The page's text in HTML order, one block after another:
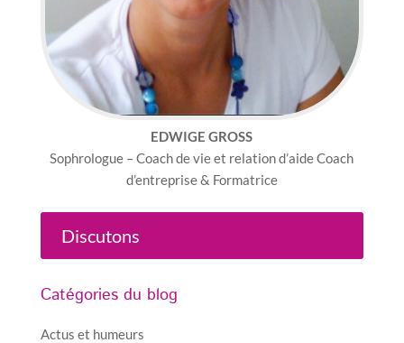
EDWIGE GROSS
Sophrologue – Coach de vie et relation d’aide Coach
d’entreprise & Formatrice
Discutons
Catégories du blog
Actus et humeurs